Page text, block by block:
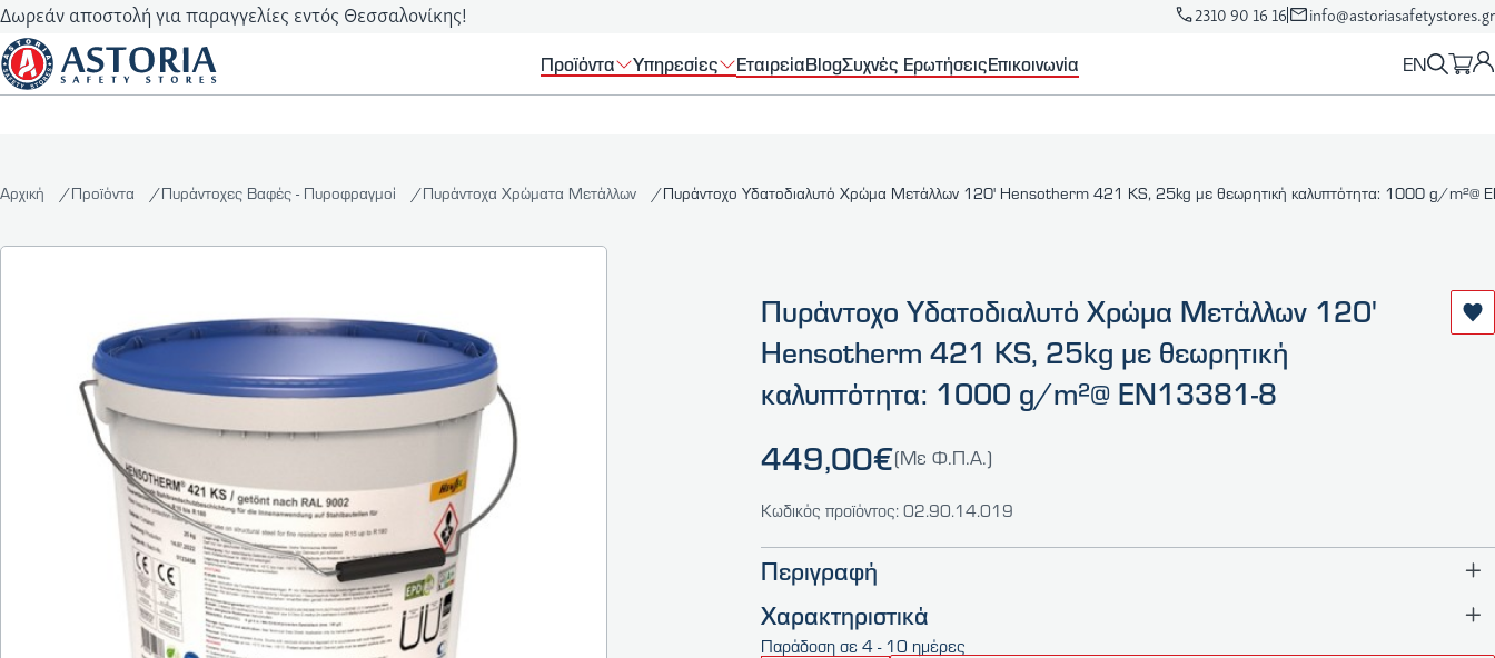
Δωρεάν αποστολή για παραγγελίες εντός Θεσσαλονίκης! 2310 90 16 16 info@astoriasafetystores.gr
Προϊόντα Υπηρεσίες ΕταιρείαBlogΣυχνές ΕρωτήσειςΕπικοινωνία EN
Αρχική Προϊόντα Πυράντοχες Βαφές - Πυροφραγμοί Πυράντοχα Χρώματα Μετάλλων Πυράντοχο Υδατοδιαλυτό Χρώμα Μετάλλων 120' Hensotherm 421 KS, 25kg με θεωρητική καλυπτότητα: 1000 g/m²@
Πυράντοχο Υδατοδιαλυτό Χρώμα Μετάλλων 120'
Hensotherm 421 KS, 25kg με θεωρητική
καλυπτότητα: 1000 g/m²@ ΕΝ13381-8
449,00€(Με Φ.Π.Α.)
Κωδικός προϊόντος: 02.90.14.019
Περιγραφή
Χαρακτηριστικά
Παράδοση σε 4 - 10 ημέρες